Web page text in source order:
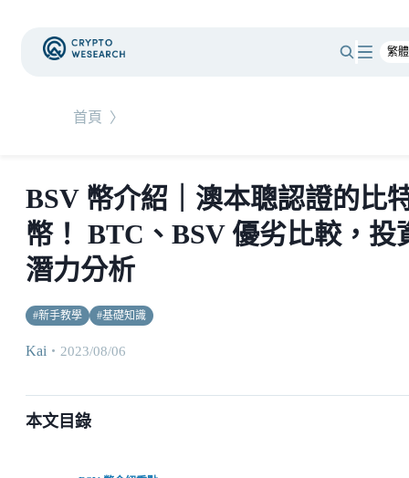
首頁 〉
BSV 幣介紹｜澳本聰認證的比
幣！ BTC、BSV 優劣比較，投
潛力分析
#新手教學 #基礎知識
Kai ・ 2023/08/06
本文目錄